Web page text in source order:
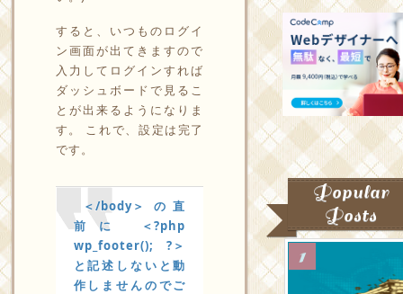
すると、いつものログイ
ン画面が出てきますので
入力してログインすれば
ダッシュボードで見るこ
とが出来るようになりま
す。 これで、設定は完了
です。
＜/body＞ の直
前に ＜?php
wp_footer(); ?＞
と記述しないと動
作しませんのでご
Popular
Posts